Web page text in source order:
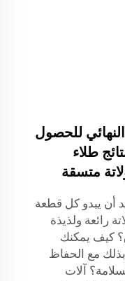
للحصول
طلاء
متسقة
أن يبدو كل قطعة
رائعة ولذيذة
كيف يمكنك
بذلك مع الحفاظ
آلات